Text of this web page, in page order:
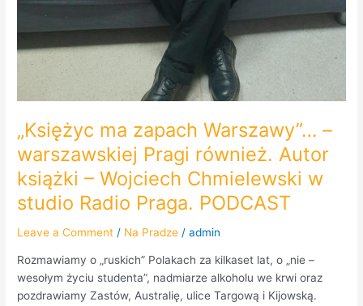
„Księżyc ma zapach Warszawy”… –
warszawskiej Pragi również. Autor
książki – Wojciech Chmielewski w
studio Radio Praga. PODCAST
Leave a Comment / Na Pradze /admin
Rozmawiamy o „ruskich” Polakach za kilkaset lat, o „nie –
wesołym życiu studenta”, nadmiarze alkoholu we krwi oraz
pozdrawiamy Zastów, Australię, ulice Targową i Kijowską.